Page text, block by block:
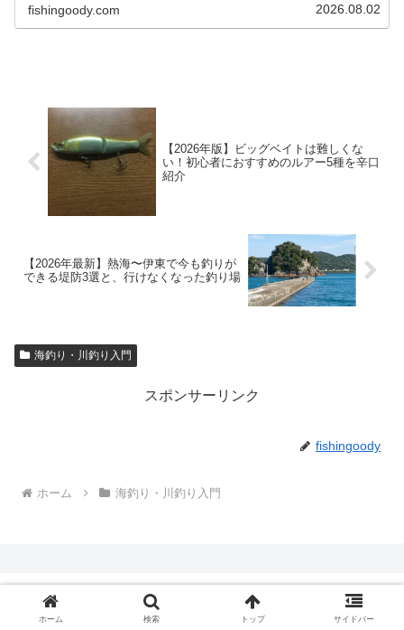
fishingoody.com 2026.08.02
【2026年版】ビッグベイトは難しくな
い！初心者におすすめのルアー5種を辛口
紹介
【2026年最新】熱海〜伊東で今も釣りが
できる堤防3選と、行けなくなった釣り場
海釣り・川釣り入門
スポンサーリンク
fishingoody
ホーム 海釣り・川釣り入門
Fishingoody
ホーム 検索 トップ サイドバー